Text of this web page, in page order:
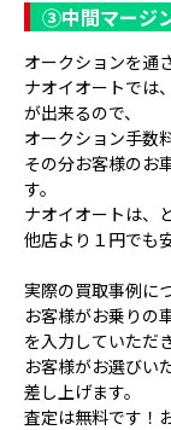
③中間マージ
オークションを通
ナオイオートでは
が出来るので、
オークション手数
その分お客様のお
す。
ナオイオートは、
他店より１円でも
実際の買取事例に
お客様がお乗りの
を入力していただ
お客様がお選びい
差し上げます。
査定は無料です！